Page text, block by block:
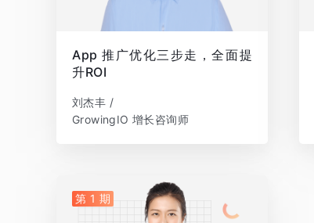
App 推广优化三步走，全面提
升ROI
刘杰丰 /
GrowingIO 增长咨询师
第 1 期